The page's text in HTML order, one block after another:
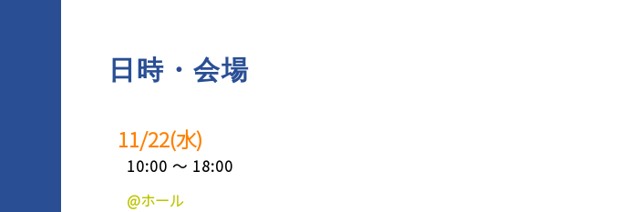
BASICオンデマンド
日時・会場
11/22(水)
10:00 ～ 18:00
@ホール